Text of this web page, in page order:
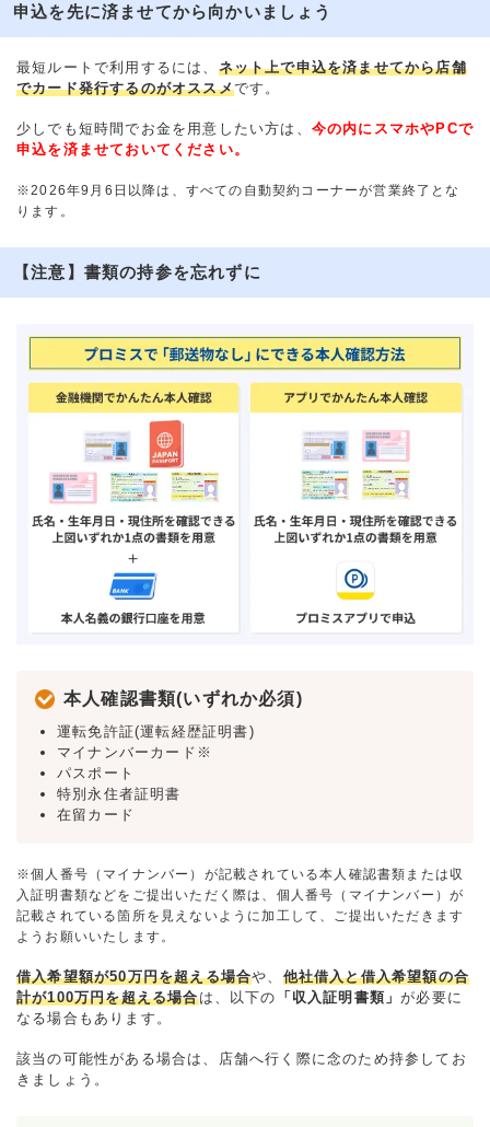
申込を先に済ませてから向かいましょう
最短ルートで利用するには、 ネット上で申込を済ませてから店舗
でカード発行するのがオススメです。
少しでも短時間でお金を用意したい方は、 今の内にスマホやPCで
申込を済ませておいてください。
※2026年9月6日以降は、すべての自動契約コーナーが営業終了とな
ります。
【注意】書類の持参を忘れずに
本人確認書類(いずれか必須)
運転免許証(運転経歴証明書)
マイナンバーカード※
パスポート
特別永住者証明書
在留カード
※個人番号（マイナンバー）が記載されている本人確認書類または収
入証明書類などをご提出いただく際は、個人番号（マイナンバー）が
記載されている箇所を見えないように加工して、ご提出いただきます
ようお願いいたします。
借入希望額が50万円を超える場合や、 他社借入と借入希望額の合
計が100万円を超える場合は、以下の 「収入証明書類」が必要に
なる場合もあります。
該当の可能性がある場合は、店舗へ行く際に念のため持参してお
きましょう。